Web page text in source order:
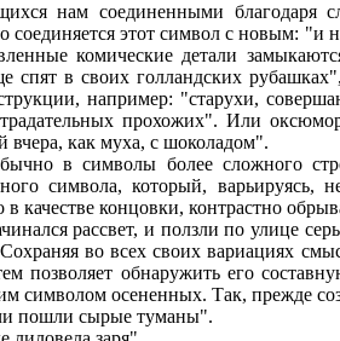
нам соединенными благодаря
соединяется этот символ с новым:
комические детали
спят в своих голландских
например: "старухи,
прохожих". Или
как муха, с шоколадом".
в символы более сложного
символа, который, варьируясь,
в качестве концовки, контрастно
рассвет, и ползли по улице
во всех своих вариациях
позволяет обнаружить его
символом осененных. Так, прежде
пошли сырые туманы".